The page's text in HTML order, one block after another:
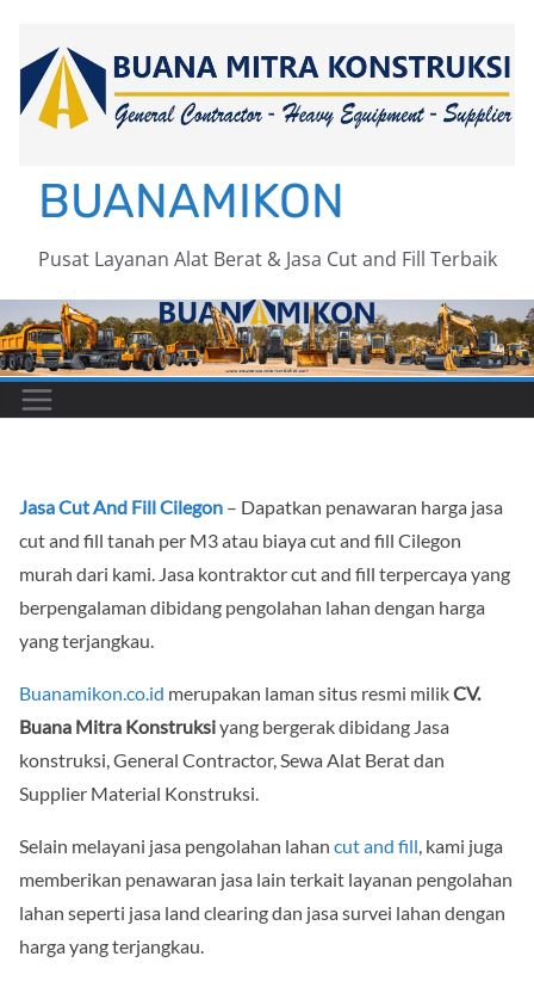
content
BUANAMIKON
Pusat Layanan Alat Berat & Jasa Cut and Fill Terbaik
Jasa Cut And Fill Cilegon – Dapatkan penawaran harga jasa
cut and fill tanah per M3 atau biaya cut and fill Cilegon
murah dari kami. Jasa kontraktor cut and fill terpercaya yang
berpengalaman dibidang pengolahan lahan dengan harga
yang terjangkau.
Buanamikon.co.id merupakan laman situs resmi milikCV.
Buana Mitra Konstruksiyang bergerak dibidang Jasa
konstruksi, General Contractor, Sewa Alat Berat dan
Supplier Material Konstruksi.
Selain melayani jasa pengolahan lahan cut and fill , kami juga
memberikan penawaran jasa lain terkait layanan pengolahan
lahan seperti jasa land clearing dan jasa survei lahan dengan
harga yang terjangkau.